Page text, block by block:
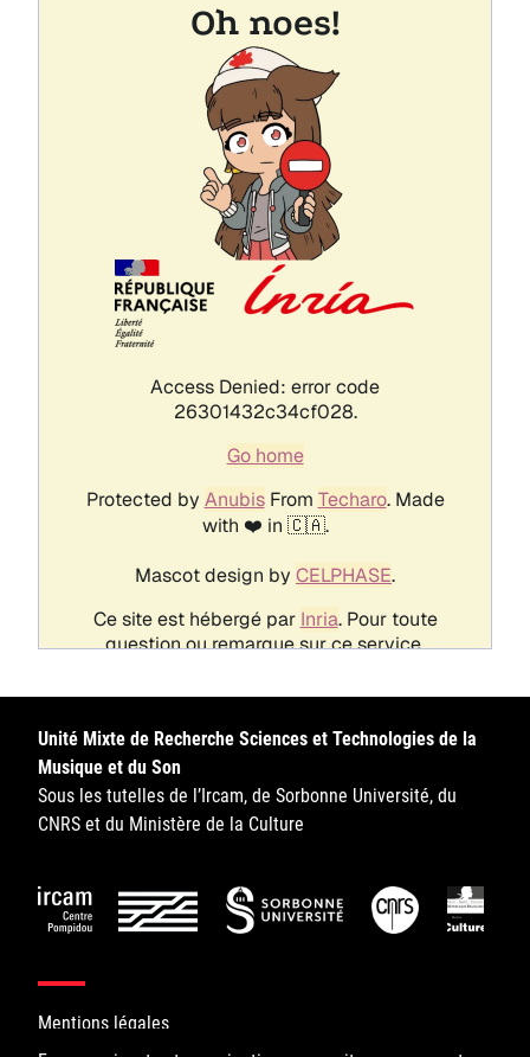
Unité Mixte de Recherche Sciences et Technologies de la
Musique et du Son
Sous les tutelles de l’Ircam, de Sorbonne Université, du
CNRS et du Ministère de la Culture
Mentions légales